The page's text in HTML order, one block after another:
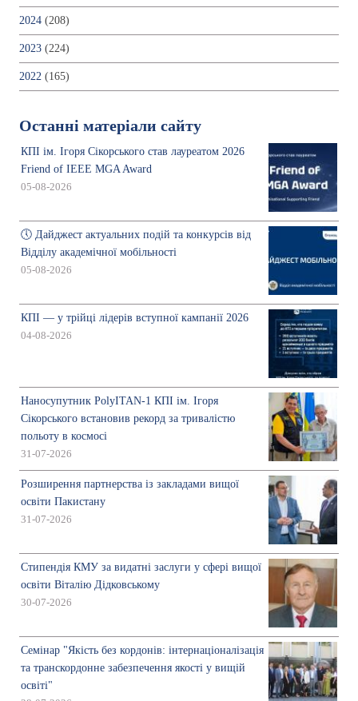
2024 (208)
2023 (224)
2022 (165)
Останні матеріали сайту
КПІ ім. Ігоря Сікорського став лауреатом 2026
Friend of IEEE MGA Award
05-08-2026
🕔 Дайджест актуальних подій та конкурсів від
Відділу академічної мобільності
05-08-2026
КПІ — у трійці лідерів вступної кампанії 2026
04-08-2026
Наносупутник PolyITAN-1 КПІ ім. Ігоря
Сікорського встановив рекорд за тривалістю
польоту в космосі
31-07-2026
Розширення партнерства із закладами вищої
освіти Пакистану
31-07-2026
Стипендія КМУ за видатні заслуги у сфері вищої
освіти Віталію Дідковському
30-07-2026
Семінар "Якість без кордонів: інтернаціоналізація
та транскордонне забезпечення якості у вищій
освіті"